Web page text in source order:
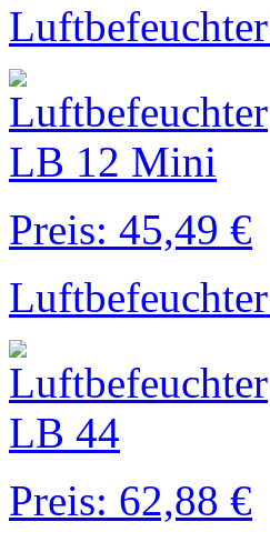
Preis: 45,49 €
Preis: 62,88 €